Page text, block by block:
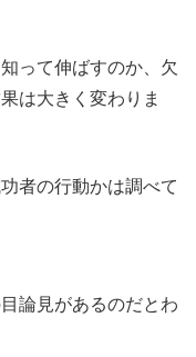
って伸ばすのか、欠
は大きく変わりま
者の行動かは調べて
論見があるのだとわ